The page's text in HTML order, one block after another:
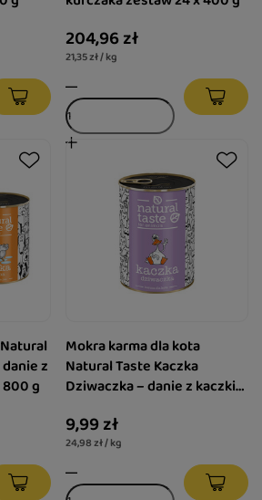
204,96 zł
21,35 zł / kg
z
800 g
Mokra karma dla kota
Natural Taste Kaczka
Dziwaczka – danie z kaczki
9,99 zł
24,98 zł / kg